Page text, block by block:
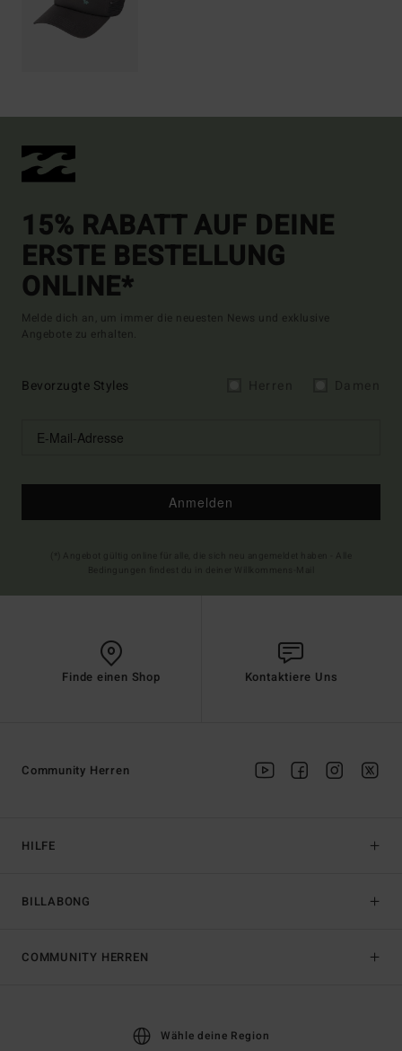
15% RABATT AUF DEINE
ERSTE BESTELLUNG
ONLINE*
Melde dich an, um immer die neuesten News und exklusive
Angebote zu erhalten.
Bevorzugte Styles
Anmelden
Finde einen Shop Kontaktiere Uns
HILFE
BILLABONG
Community Herren
COMMUNITY HERREN
Wähle deine Region